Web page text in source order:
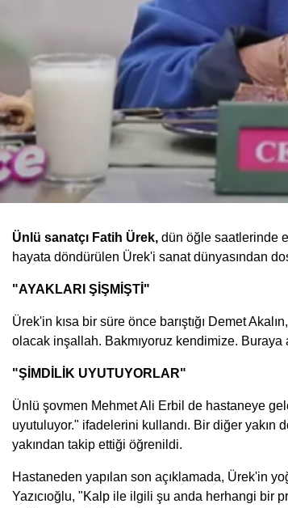
Ünlü sanatçı Fatih Ürek, dün öğle saatlerinde
hayata döndürülen Ürek'i sanat dünyasından
"AYAKLARI ŞİŞMİŞTİ"
Ürek'in kısa bir süre önce barıştığı Demet
olacak inşallah. Bakmıyoruz kendimize.
"ŞİMDİLİK UYUTUYORLAR"
Ünlü şovmen Mehmet Ali Erbil de hastaneye
uyutuluyor." ifadelerini kullandı. Bir diğer yakın
yakından takip ettiği öğrenildi.
Hastaneden yapılan son açıklamada, Ürek'in
Yazıcıoğlu, "Kalp ile ilgili şu anda herhangi bir